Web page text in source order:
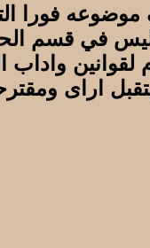
فورا
في قسم
واداب
اراى